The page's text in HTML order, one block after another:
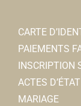
CARTE
PAIEMENTS
INSCRIPTION
ACTES
MARIAGE